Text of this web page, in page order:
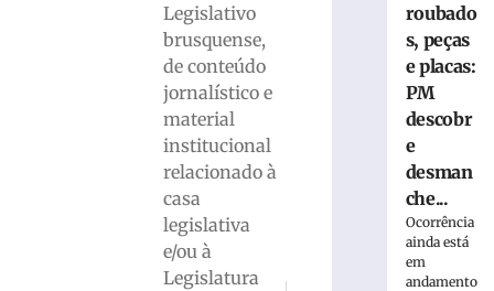
Legislativo
brusquense,
de conteúdo
jornalístico e
material
institucional
relacionado à
casa
legislativa
e/ou à
Legislatura
Partido
Novo
homologa
candidatura
roubado
s, peças
e placas:
PM
descobr
e
desman
che...
Ocorrência
ainda está
em
andamento